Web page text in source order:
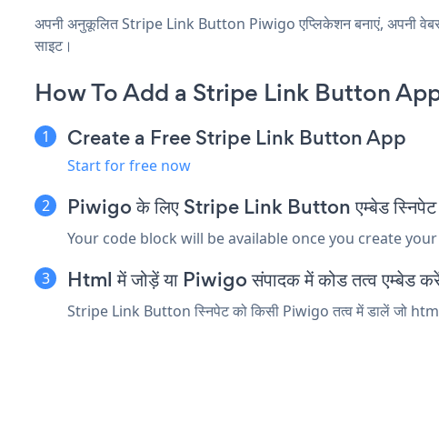
अपनी अनुकूलित Stripe Link Button Piwigo एप्लिकेशन बनाएं, अपनी
साइट।
How To Add a Stripe Link Button
Create a Free Stripe Link Button App
Start for free now
Piwigo के लिए Stripe Link Button एम्बेड स्निपेट
Your code block will be available once you create
Html में जोड़ें या Piwigo संपादक में कोड तत्व एम्बेड
Stripe Link Button स्निपेट को किसी Piwigo तत्व में डालें जो